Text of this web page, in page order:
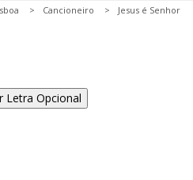
Cancioneiro Jesus é Senhor
Letra Opcional